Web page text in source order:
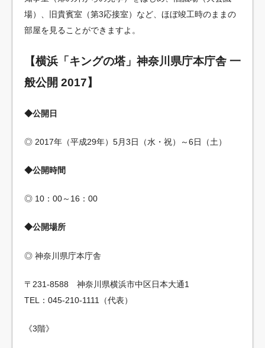
場）、旧貴賓室（第3応接室）など、ほぼ竣工時のままの
部屋を見ることができますよ。
【横浜「キングの塔」神奈川県庁本庁舎 一
般公開 2017】
◆公開日
◎ 2017年（平成29年）5月3日（水・祝）～6日（土）
◆公開時間
◎ 10：00～16：00
◆公開場所
◎ 神奈川県庁本庁舎
〒231-8588 神奈川県横浜市中区日本大通1
TEL：045-210-1111（代表）
《3階》